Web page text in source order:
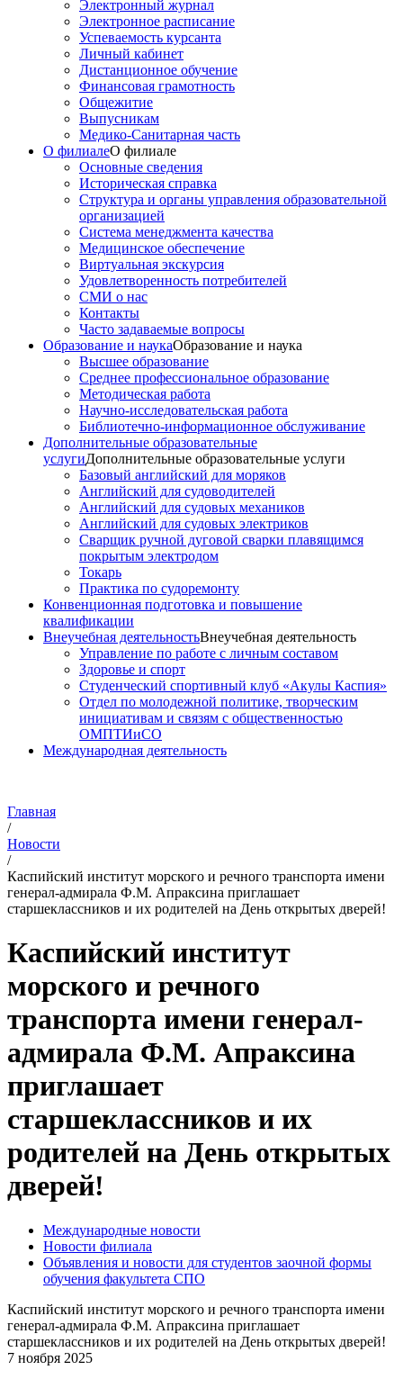
Электронный журнал
Электронное расписание
Успеваемость курсанта
Личный кабинет
Дистанционное обучение
Финансовая грамотность
Общежитие
Выпусникам
Медико-Санитарная часть
О филиалеО филиале
Основные сведения
Историческая справка
Структура и органы управления образовательной
организацией
Система менеджмента качества
Медицинское обеспечение
Виртуальная экскурсия
Удовлетворенность потребителей
СМИ о нас
Контакты
Часто задаваемые вопросы
Образование и наукаОбразование и наука
Высшее образование
Среднее профессиональное образование
Методическая работа
Научно-исследовательская работа
Библиотечно-информационное обслуживание
Дополнительные образовательные
услугиДополнительные образовательные услуги
Базовый английский для моряков
Английский для судоводителей
Английский для судовых механиков
Английский для судовых электриков
Cварщик ручной дуговой сварки плавящимся
покрытым электродом
Токарь
Практика по судоремонту
Конвенционная подготовка и повышение
квалификации
Внеучебная деятельностьВнеучебная деятельность
Управление по работе с личным составом
Здоровье и спорт
Студенческий спортивный клуб «Акулы Каспия»
Отдел по молодежной политике, творческим
инициативам и связям с общественностью
ОМПТИиСО
Международная деятельность
Главная
/
Новости
/
Каспийский институт морского и речного транспорта имени
генерал-адмирала Ф.М. Апраксина приглашает
старшеклассников и их родителей на День открытых дверей!
Каспийский институт
морского и речного
транспорта имени генерал-
адмирала Ф.М. Апраксина
приглашает
старшеклассников и их
родителей на День открытых
дверей!
Международные новости
Новости филиала
Объявления и новости для студентов заочной формы
обучения факультета СПО
Каспийский институт морского и речного транспорта имени
генерал-адмирала Ф.М. Апраксина приглашает
старшеклассников и их родителей на День открытых дверей!
7 ноября 2025